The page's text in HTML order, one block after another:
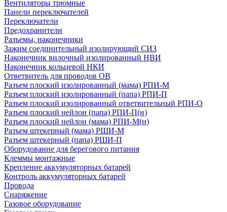
Вентиляторы трюмные
Панели переключателей
Переключатели
Предохранители
Разъемы, наконечники
Зажим соединительный изолирующий СИЗ
Наконечник вилочный изолированный НВИ
Наконечник кольцевой НКИ
Ответвитель для проводов ОВ
Разъем плоский изолированный (мама) РПИ-М
Разъем плоский изолированный (папа) РПИ-П
Разъем плоский изолированный ответвительный РПИ-О
Разъем плоский нейлон (папа) РПИ-П(н)
Разъем плоский нейлон (мама) РПИ-М(н)
Разъем штекерный (мама) РШИ-М
Разъем штекерный (папа) РШИ-П
Оборудование для берегового питания
Клеммы монтажные
Крепление аккумуляторных батарей
Контроль аккумуляторных батарей
Провода
Снаряжение
Газовое оборудование